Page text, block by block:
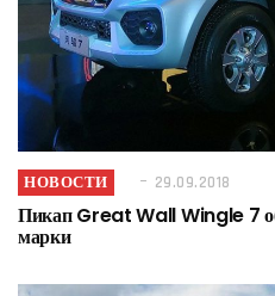
НОВОСТИ 29.09.2018
Пикап Great Wall Wingle 7
марки